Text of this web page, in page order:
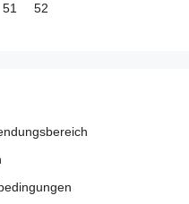
51 52